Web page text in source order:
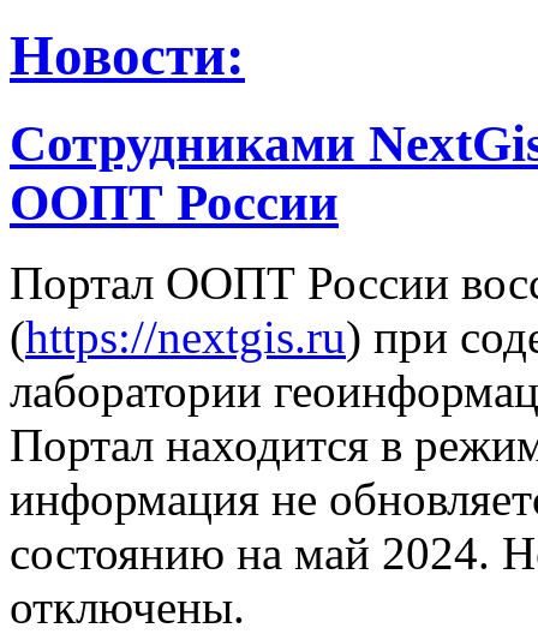
Новости:
Сотрудниками
ООПТ России
Портал ООПТ России
(https://nextgis.ru) при
лаборатории
Портал находится в
информация не
состоянию на май 2024.
отключены.